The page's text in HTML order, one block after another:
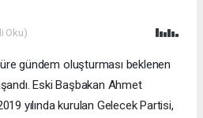
Oku)
gündem oluşturması beklenen
Eski Başbakan Ahmet
yılında kurulan Gelecek Partisi,